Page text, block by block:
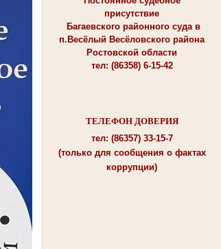
присутствие
Багаевского районного суда в
п.Весёлый Весёловского района
Ростовской области
тел: (86358) 6-15-42
ТЕЛЕФОН ДОВЕРИЯ
тел: (86357) 33-15-7
(только для сообщения о фактах
коррупции)